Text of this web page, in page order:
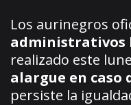
Los aurinegros
administrativos
realizado este
alargue en caso
persiste la